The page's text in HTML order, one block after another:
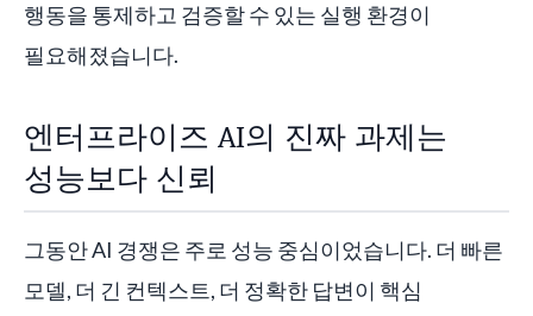
행동을 통제하고 검증할 수 있는 실행 환경이
필요해졌습니다.
엔터프라이즈 AI의 진짜 과제는
성능보다 신뢰
그동안 AI 경쟁은 주로 성능 중심이었습니다. 더 빠른
모델, 더 긴 컨텍스트, 더 정확한 답변이 핵심